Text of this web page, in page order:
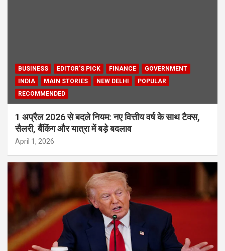
BUSINESS EDITOR'S PICK FINANCE
GOVERNMENT
INDIA
MAIN STORIES NEW DELHI
POPULAR
RECOMMENDED
1 अप्रैल 2026 से बदले नियम: नए वित्तीय वर्ष के साथ टैक्स,
सैलरी, बैंकिंग और यात्रा में बड़े बदलाव
April 1, 2026